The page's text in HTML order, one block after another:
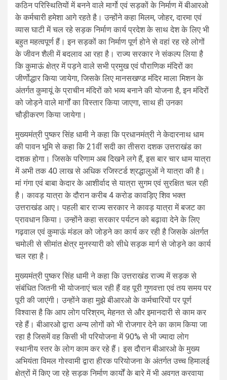
कठिन परिस्थितियों में बनने वाले मार्गो एवं सड़कों के निर्माण में बीआरओ
के कर्मचारी हमेशा आगे रहते है। उन्होंने कहा मिलम, जोहर, दारमा एवं
व्यास घाटी में चल रहे सड़क निर्माण कार्य प्रदेश के साथ देश के लिए भी
बहुत महत्वपूर्ण हैं। इन सड़कों का निर्माण पूर्ण होने से वहां रह रहे लोगों
के जीवन शैली में बदलाव आ रहा है। राज्य सरकार ने संकल्प लिया है
कि कुमाऊं क्षेत्र में पड़ने वाले सभी प्रमुख एवं पौराणिक मंदिरों का
जीर्णोद्धार किया जायेगा, जिसके लिए मानसखण्ड मंदिर माला मिशन के
अंतर्गत कुमायूं के प्राचीन मंदिरों को भव्य बनाने की योजना है, इन मंदिरों
को जोड़ने वाले मार्गों का विस्तार किया जाएगा, साथ ही उनका
चौड़ीकरण किया जायेगा।
मुख्यमंत्री पुष्कर सिंह धामी ने कहा कि प्रधानमंत्री ने केदारनाथ धाम
की पावन भूमि से कहा कि 21वीं सदी का तीसरा दशक उत्तराखंड का
दशक होगा। जिसके परिणाम अब दिखने लगे हैं, इस बार चार धाम यात्रा
में अभी तक 40 लाख से अधिक रजिस्टर्ड श्रद्धालुओं ने यात्रा की है।
मां गंगा एवं बाबा केदार के आशीर्वाद से यात्रा सुगम एवं सुरक्षित चल रही
है। कावड़ यात्रा के दौरान करीब 4 करोड कावड़िए शिव भक्त
उत्तराखंड आए। पहली बार राज्य सरकार ने कावड़ यात्रा में बजट का
प्रावधान किया। उन्होंने कहा सरकार पर्यटन को बढ़ावा देने के लिए
गढ़वाल एवं कुमाऊं मंडल को जोड़ने का कार्य कर रही है जिसके अंतर्गत
चमोली से सीमांत क्षेत्र मुनस्यारी को सीधे सड़क मार्ग से जोड़ने का कार्य
चल रहा है।
मुख्यमंत्री पुष्कर सिंह धामी ने कहा कि उत्तराखंड राज्य में सड़क से
संबंधित जितनी भी योजनाएं चल रही हैं वह पूरी गुणवत्ता एवं तय समय पर
पूरी की जाएंगी। उन्होंने कहा मुझे बीआरओ के कर्मचारियों पर पूर्ण
विश्वास है कि आप लोग परिश्रम, मेहनत से और इमानदारी से काम कर
रहे हैं। बीआरओ द्वारा अन्य लोगों को भी रोजगार देने का काम किया जा
रहा है जिसमें वह किसी भी परियोजना में 90% से भी ज्यादा लोग
स्थानीय स्तर के लोग काम कर रहे हैं। इस दौरान बीआरओ के मुख्य
अभियंता विमल गोस्वामी द्वारा हीरक परियोजना के अंतर्गत उच्च हिमालई
क्षेत्रों में किए जा रहे सड़क निर्माण कार्यों के बारे में भी अवगत करवाया